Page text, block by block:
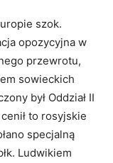
szok.
opozycyjna w
przewrotu,
sowieckich
był Oddział II
to rosyjskie
specjalną
Ludwikiem